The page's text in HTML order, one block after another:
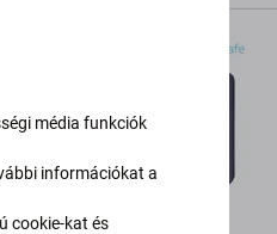
média funkciók
információkat a
cookie-kat és